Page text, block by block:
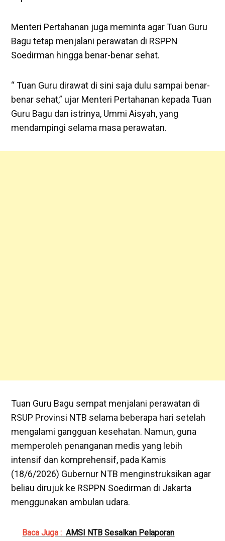
Menteri Pertahanan juga meminta agar Tuan Guru
Bagu tetap menjalani perawatan di RSPPN
Soedirman hingga benar-benar sehat.
“ Tuan Guru dirawat di sini saja dulu sampai benar-
benar sehat,” ujar Menteri Pertahanan kepada Tuan
Guru Bagu dan istrinya, Ummi Aisyah, yang
mendampingi selama masa perawatan.
Tuan Guru Bagu sempat menjalani perawatan di
RSUP Provinsi NTB selama beberapa hari setelah
mengalami gangguan kesehatan. Namun, guna
memperoleh penanganan medis yang lebih
intensif dan komprehensif, pada Kamis
(18/6/2026) Gubernur NTB menginstruksikan agar
beliau dirujuk ke RSPPN Soedirman di Jakarta
menggunakan ambulan udara.
Baca Juga : AMSI NTB Sesalkan Pelaporan